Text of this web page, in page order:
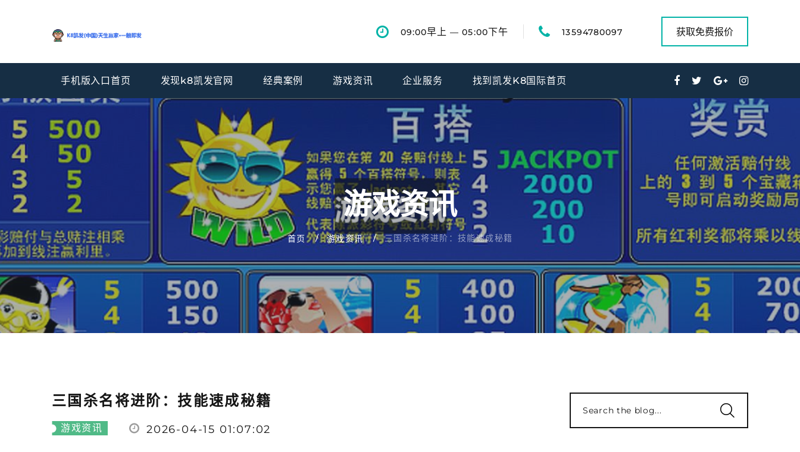
09:00早上 — 05:00下午 13594780097 获取免费报价
手机版入口首页 发现k8凯发官网 经典案例 游戏资讯 企业服务 找到凯发K8国际首页
游戏资讯
首页 游戏资讯 三国杀名将进阶：技能速成秘籍
三国杀名将进阶：技能速成秘籍
游戏资讯 2026-04-15 01:07:02
Search the blog...